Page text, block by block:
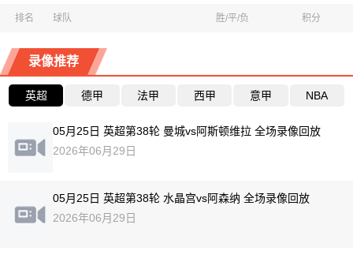
排名 球队 胜/平/负 积分
录像推荐
英超 德甲 法甲 西甲 意甲 NBA
05月25日 英超第38轮 曼城vs阿斯顿维拉 全场录像回放
2026年06月29日
05月25日 英超第38轮 水晶宫vs阿森纳 全场录像回放
2026年06月29日